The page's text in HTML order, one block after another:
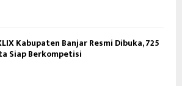
Kabupaten Banjar Resmi Dibuka, 725
Siap Berkompetisi